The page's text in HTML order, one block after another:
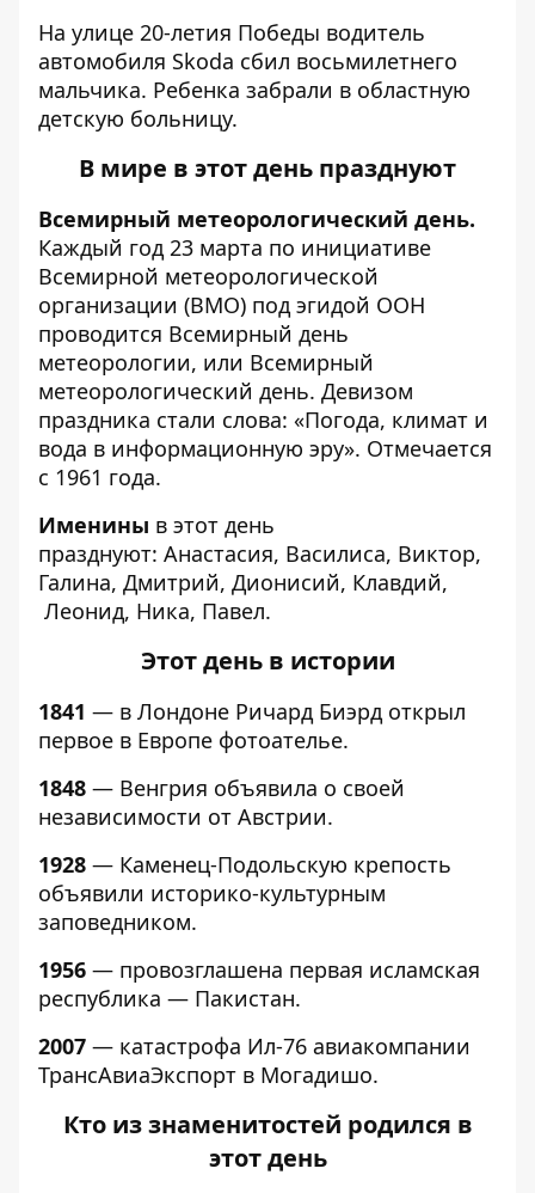
На улице 20-летия Победы водитель
автомобиля Skoda сбил восьмилетнего
мальчика. Ребенка забрали в областную
детскую больницу.
В мире в этот день празднуют
Всемирный метеорологический день.
Каждый год 23 марта по инициативе
Всемирной метеорологической
организации (ВМО) под эгидой ООН
проводится Всемирный день
метеорологии, или Всемирный
метеорологический день. Девизом
праздника стали слова: «Погода, климат и
вода в информационную эру». Отмечается
с 1961 года.
Именины в этот день
празднуют: Анастасия, Василиса, Виктор,
Галина, Дмитрий, Дионисий, Клавдий,
Леонид, Ника, Павел.
Этот день в истории
1841 — в Лондоне Ричард Биэрд открыл
первое в Европе фотоателье.
1848 — Венгрия объявила о своей
независимости от Австрии.
1928 — Каменец-Подольскую крепость
объявили историко-культурным
заповедником.
1956 — провозглашена первая исламская
республика — Пакистан.
2007 — катастрофа Ил-76 авиакомпании
ТрансАвиаЭкспорт в Могадишо.
Кто из знаменитостей родился в
этот день